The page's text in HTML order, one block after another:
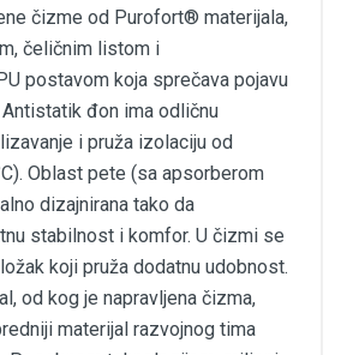
čizme od Purofort® materijala,
čeličnim listom i
postavom koja sprečava pojavu
đon ima odličnu
i pruža izolaciju od
Oblast pete (sa apsorberom
dizajnirana tako da
stabilnost i komfor. U čizmi se
koji pruža dodatnu udobnost.
od kog je napravljena čizma,
materijal razvojnog tima